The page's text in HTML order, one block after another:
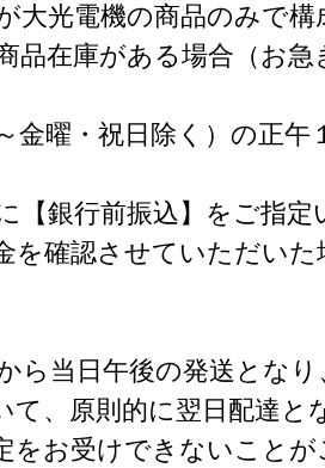
光電機の商品のみで構
在庫がある場合（お急
曜・祝日除く）の正午
銀行前振込】をご指定
を確認させていただいた
ら当日午後の発送となり
て、原則的に翌日配達と
をお受けできないこと